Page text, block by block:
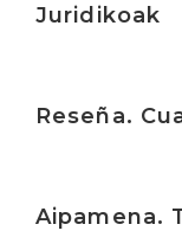
Juridikoak
Reseña.
Aipamena.